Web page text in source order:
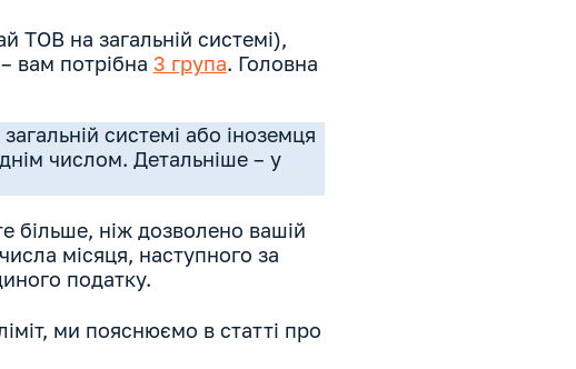
ТОВ на загальній системі),
вам потрібна 3 група. Головна
системі або іноземця
числом. Детальніше – у
більше, ніж дозволено вашій
місяця, наступного за
податку.
ми пояснюємо в статті про